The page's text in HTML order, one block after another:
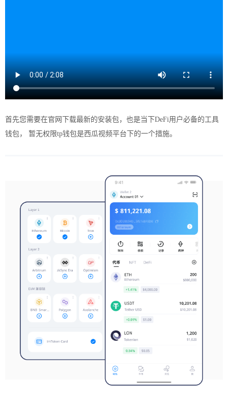
首先您需要在官网下载最新的安装包，也是当下DeFi用户必备的工具
钱包 ， 暂无权限tp钱包是西瓜视频平台下的一个措施。